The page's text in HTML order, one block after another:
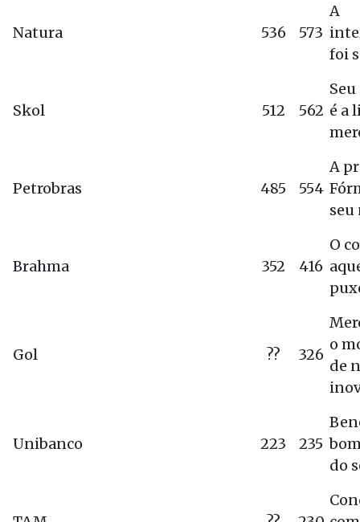
Natura 536 573
A
foi
Skol 512 562 é a
Petrobras 485 554
A
seu
Brahma 352 416
O
Gol ?? 326
o
de
Unibanco 223 235
do